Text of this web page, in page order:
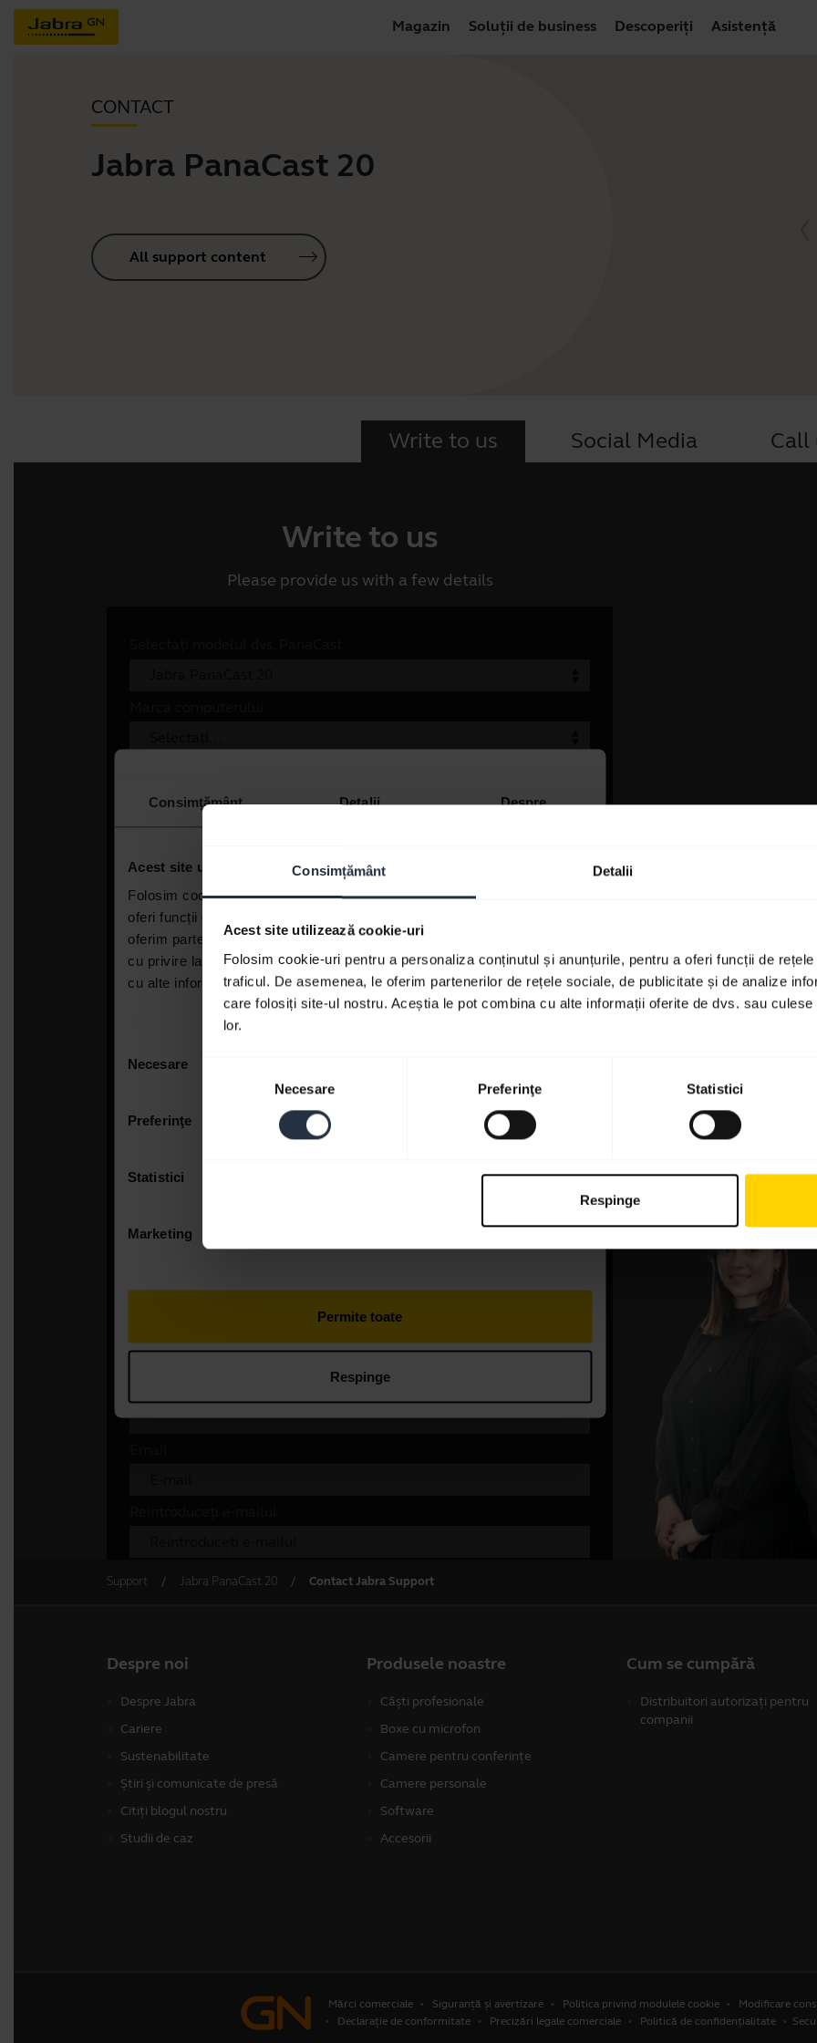
Consimțământ Detalii
Acest site utilizează cookie-uri
Folosim cookie-uri pentru a personaliza conținutul și anunțurile, pentru a oferi funcții de
traficul. De asemenea, le oferim partenerilor de rețele sociale, de publicitate și de analize
care folosiți site-ul nostru. Aceștia le pot combina cu alte informații oferite de dvs. sau
lor.
consimțământului
Necesare Preferinţe Statistici
Respinge
Magazin Soluții de business Descoperiți Asistență
CONTACT
Jabra PanaCast 20
All support content
Write to us Social Media Call
Write to us
Please provide us with a few details
Support Jabra PanaCast 20 Contact Jabra Support
Despre noi
Despre Jabra
Cariere
Sustenabilitate
Știri și comunicate de presă
Citiți blogul nostru
Studii de caz
Produsele noastre
Căști profesionale
Boxe cu microfon
Camere pentru conferințe
Camere personale
Software
Accesorii
Cum se cumpără
Distribuitori autorizați pentru
companii
Mărci comerciale Siguranță și avertizare Politica privind modulele cookie
Modificare
Declarație de conformitate
Precizări legale comerciale Politică de confidențialitate